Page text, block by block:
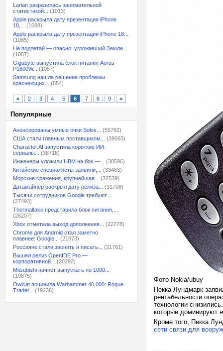
Larian разразилась занимательной
статистикой...
(1013)
Apple раскрыла дату презентации iPhone
18,...
(1088)
Apple раскрыла дату презентации iPhone 18...
(1085)
Не подлетай — опасно: угрожавший Земле...
(1057)
Gigabyte выпустила блок питания Aorus
P1600W...
(1057)
Samsung нашла решение проблемы
краснеющих...
(854)
< 2 3 4 5 6 7 8 9 >
Популярные
Анонсированы умные очки Solos...
(55782)
США стали главным поставщиком...
(39065)
Character.AI запустила короткие ИИ-
сериалы...
(38716)
Инженеры уложили HBM на бок —...
(38596)
Китайские специалисты заявили,...
(33463)
Морские сражения, крупнейшая...
(32539)
Датамайнер раскрыл дату релиза...
(31708)
Тысячи сотрудников Google требуют...
(27493)
Thermaltake представила блок питания,...
(26207)
Xbox отметила выход дополнения...
(22778)
Chrome для Android стал заметно
плавнее: Google...
(21873)
Россияне стали звонить и писать...
(21761)
Вышел релиз OpenIDE Pro —
корпоративной...
(20292)
Mitsubishi начнёт выпускать по 1000...
(19875)
Owlcat починила Warhammer 40,000: Rogue
Trader...
(19238)
Фото Nokia/ubuy
Пекка Лундмарк
рентабельности
технологии
которые доминируют
Кроме того, Пекка
сети связи для